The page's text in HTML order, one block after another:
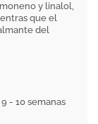
y linalol,
que el
del
9 - 10 semanas